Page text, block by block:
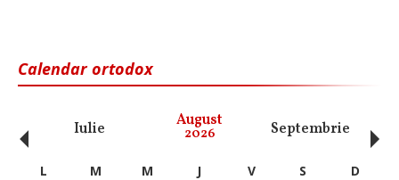
Calendar ortodox
Iulie August
2026 Septembrie
‹ L M M J V S
D